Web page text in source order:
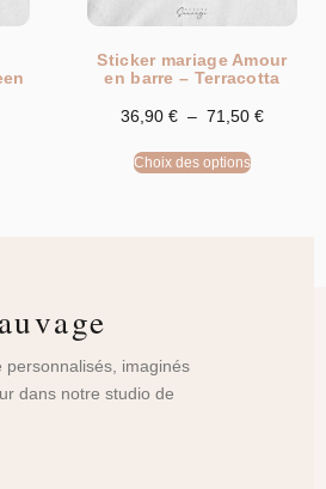
Sticker mariage Amour
en barre – Terracotta
36,90 € – 71,50 €
Choix des options
imaginés
dans notre studio de